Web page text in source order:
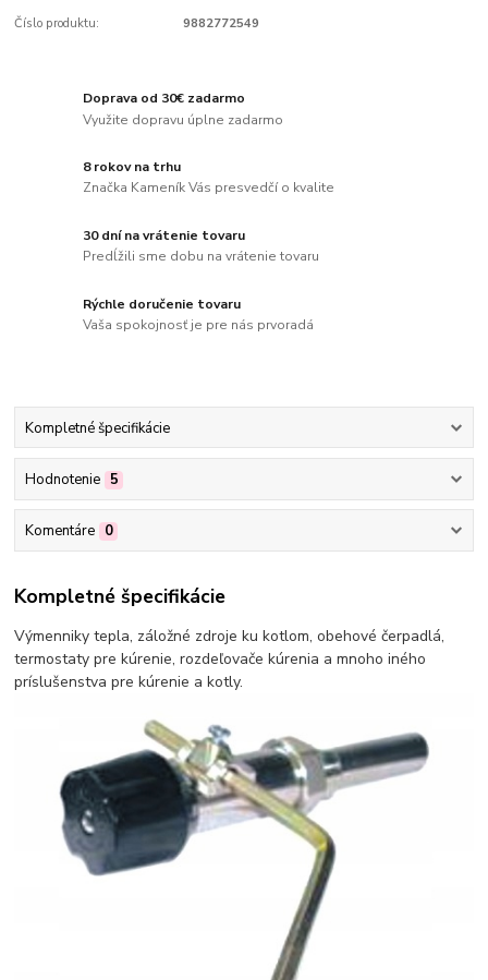
Číslo produktu: 9882772549
Doprava od 30€ zadarmo
Využite dopravu úplne zadarmo
8 rokov na trhu
Značka Kameník Vás presvedčí o kvalite
30 dní na vrátenie tovaru
Predĺžili sme dobu na vrátenie tovaru
Rýchle doručenie tovaru
Vaša spokojnosť je pre nás prvoradá
Kompletné špecifikácie
Hodnotenie 5
Komentáre 0
Kompletné špecifikácie
Výmenniky tepla, záložné zdroje ku kotlom, obehové čerpadlá,
termostaty pre kúrenie, rozdeľovače kúrenia a mnoho iného
príslušenstva pre kúrenie a kotly.